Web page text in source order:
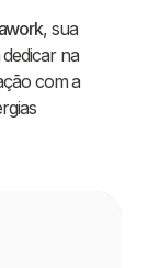
, sua
na
com a